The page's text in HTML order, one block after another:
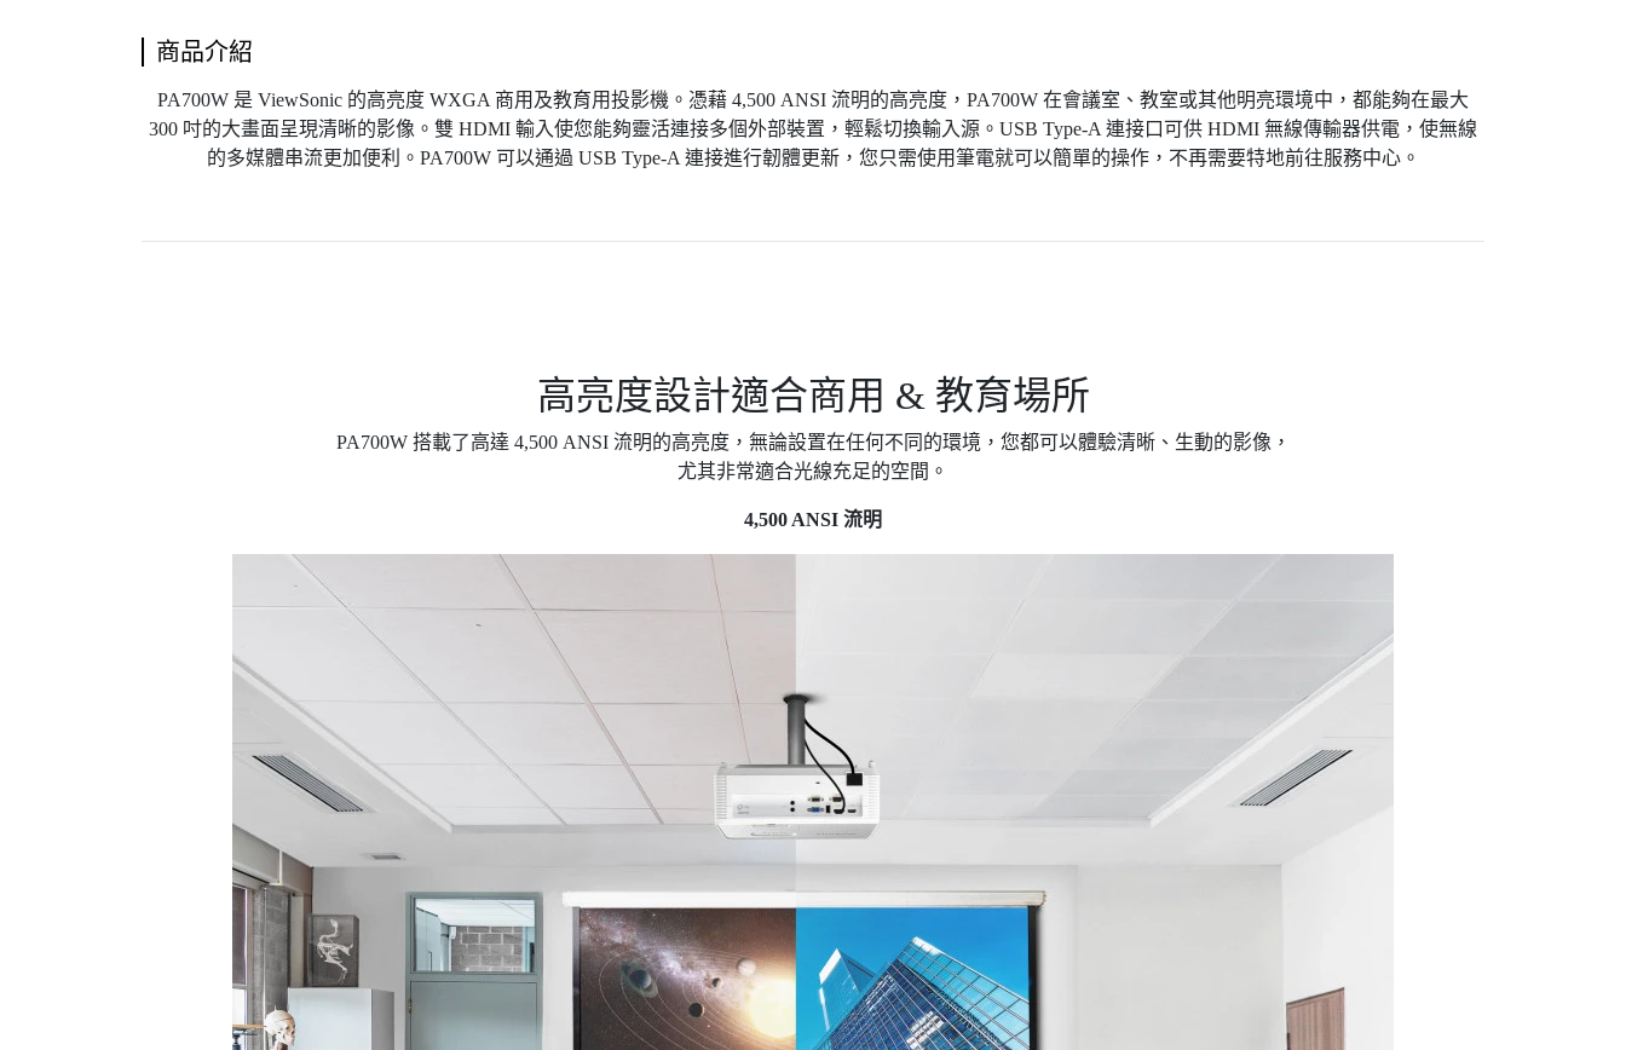
商品介紹
PA700W 是 ViewSonic 的高亮度 WXGA 商用及教育用投影機。憑藉 4,500 ANSI 流明的高亮度，PA700W 在會議室、教室或其他明亮環境中，都能夠在最大
300 吋的大畫面呈現清晰的影像。雙 HDMI 輸入使您能夠靈活連接多個外部裝置，輕鬆切換輸入源。USB Type-A 連接口可供 HDMI 無線傳輸器供電，使無線
的多媒體串流更加便利。PA700W 可以通過 USB Type-A 連接進行韌體更新，您只需使用筆電就可以簡單的操作，不再需要特地前往服務中心。
高亮度設計適合商用 & 教育場所
PA700W 搭載了高達 4,500 ANSI 流明的高亮度，無論設置在任何不同的環境，您都可以體驗清晰、生動的影像，
尤其非常適合光線充足的空間。
4,500 ANSI 流明